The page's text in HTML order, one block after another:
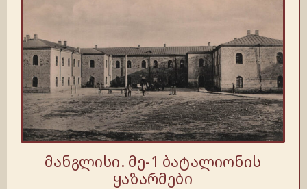
მანგლისი. მე-1 ბატალიონის
ყაზარმები